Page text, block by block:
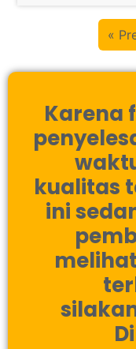
«
Karena
kualitas
ini